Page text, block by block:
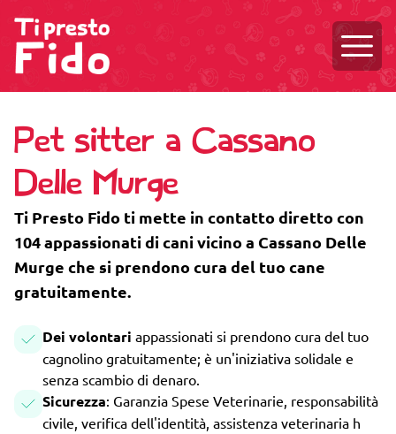
Pet sitter a Cassano
Delle Murge
Ti Presto Fido ti mette in contatto diretto con
104 appassionati di cani vicino a Cassano Delle
Murge che si prendono cura del tuo cane
gratuitamente.
Dei volontari appassionati si prendono cura del tuo
cagnolino gratuitamente; è un'iniziativa solidale e
senza scambio di denaro.
Sicurezza: Garanzia Spese Veterinarie, responsabilità
civile, verifica dell'identità, assistenza veterinaria h